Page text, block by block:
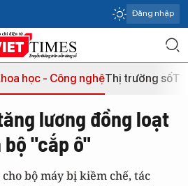
Đăng nhập
học - Công nghệThị trường số
lương đồng loạt
"cắp ô"
bộ máy bị kiềm chế, tác